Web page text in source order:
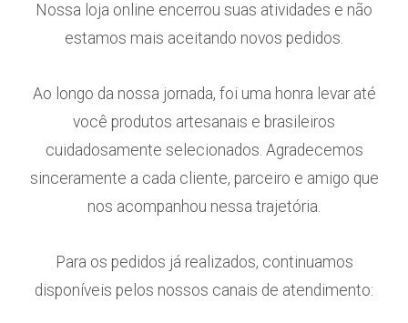
Nossa loja online encerrou suas atividades e não
estamos mais aceitando novos pedidos.
Ao longo da nossa jornada, foi uma honra levar até
você produtos artesanais e brasileiros
cuidadosamente selecionados. Agradecemos
sinceramente a cada cliente, parceiro e amigo que
nos acompanhou nessa trajetória.
Para os pedidos já realizados, continuamos
disponíveis pelos nossos canais de atendimento: